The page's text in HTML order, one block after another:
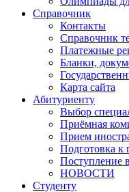
Справочник
Контакты
Справочник
Платежные
Бланки,
Карта сайта
Абитуриенту
Выбор
Приёмная
Прием
Подготовка к
Поступление
НОВОСТИ
Студенту